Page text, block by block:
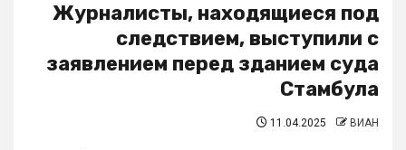
Журналисты, находящиеся под
следствием, выступили с
заявлением перед зданием суда
Стамбула
11.04.2025 ВИАН